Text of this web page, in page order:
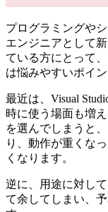
プログラミングや
エンジニアとして
ている方にとって
は悩みやすいポイン
最近は、Visual
時に使う場面も増
を選んでしまうと
り、動作が重くな
くなります。
逆に、用途に対し
て余してしまい、